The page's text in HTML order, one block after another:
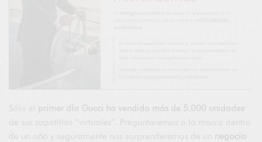
Sólo el
primer día Gucci ha vendido más de 5.000 unidades
de sus zapatillas “virtuales”. Preguntaremos a la marca dentro
de un año y seguramente nos sorprenderemos de un
negocio